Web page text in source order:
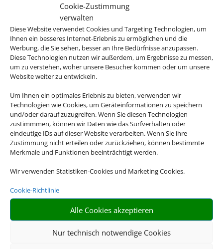
Cookie-Zustimmung
verwalten
Diese Website verwendet Cookies und Targeting Technologien, um
Ihnen ein besseres Internet-Erlebnis zu ermöglichen und die
Werbung, die Sie sehen, besser an Ihre Bedürfnisse anzupassen.
Diese Technologien nutzen wir außerdem, um Ergebnisse zu messen,
um zu verstehen, woher unsere Besucher kommen oder um unsere
Website weiter zu entwickeln.
Um Ihnen ein optimales Erlebnis zu bieten, verwenden wir
Technologien wie Cookies, um Geräteinformationen zu speichern
und/oder darauf zuzugreifen. Wenn Sie diesen Technologien
zustimmmen, können wir Daten wie das Surfverhalten oder
eindeutige IDs auf dieser Website verarbeiten. Wenn Sie ihre
Zustimmung nicht erteilen oder zurückziehen, können bestimmte
Merkmale und Funktionen beeinträchtigt werden.
Wir verwenden Statistiken-Cookies und Marketing Cookies.
Cookie-Richtlinie
Alle Cookies akzeptieren
Nur technisch notwendige Cookies